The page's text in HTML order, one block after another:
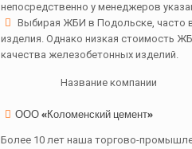
непосредственно у менеджеров
Выбирая ЖБИ в Подольске, часто
изделия. Однако низкая стоимость
качества железобетонных изделий.
Название компании
ООО «Коломенский цемент»
Более 10 лет наша торгово-